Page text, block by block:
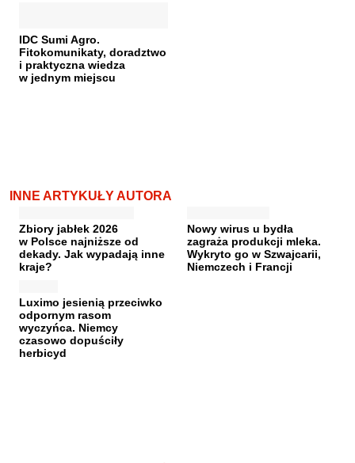
IDC Sumi Agro.
Fitokomunikaty, doradztwo
i praktyczna wiedza
w jednym miejscu
INNE ARTYKUŁY AUTORA
Zbiory jabłek 2026
w Polsce najniższe od
dekady. Jak wypadają inne
kraje?
Nowy wirus u bydła
zagraża produkcji mleka.
Wykryto go w Szwajcarii,
Niemczech i Francji
Luximo jesienią przeciwko
odpornym rasom
wyczyńca. Niemcy
czasowo dopuściły
herbicyd